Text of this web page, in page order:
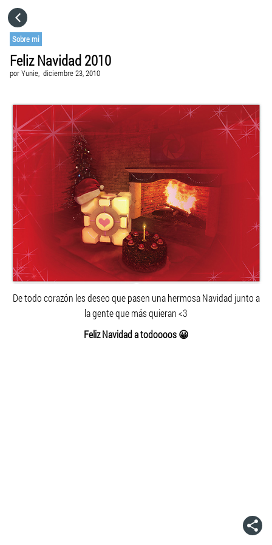
Sobre mi
Feliz Navidad 2010
porYunie, diciembre 23, 2010
De todo corazón les deseo que pasen una hermosa Navidad junto a
la gente que más quieran <3
Feliz Navidad a todoooos 😀
VISITA EL SITIO WEB